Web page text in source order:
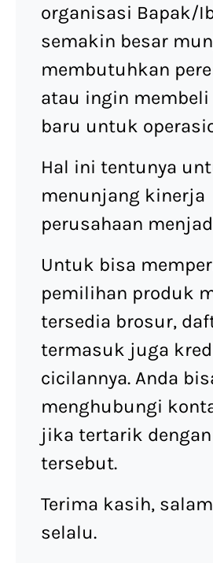
organisasi Bapak/
semakin besar
membutuhkan
atau ingin membeli
baru untuk
Hal ini tentunya
menunjang kinerja
perusahaan
Untuk bisa
pemilihan produk
tersedia brosur,
termasuk juga
cicilannya. Anda
menghubungi
jika tertarik
tersebut.
Terima kasih,
selalu.